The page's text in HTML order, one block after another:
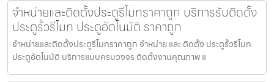
จำหน่ายและติดตั้งประตูรีโมทราคาถูก บริการรับติดตั้ง
ประตูรั้วรีโมท ประตูอัตโนมัติ ราคาถูก
จำหน่ายและติดตั้งประตูรีโมทราคาถูก จำหน่าย และ ติดตั้ง ประตูรั้วรีโมท
ประตูอัตโนมัติ บริการแบบครบวงจร ติดตั้งงานคุณภาพ แ